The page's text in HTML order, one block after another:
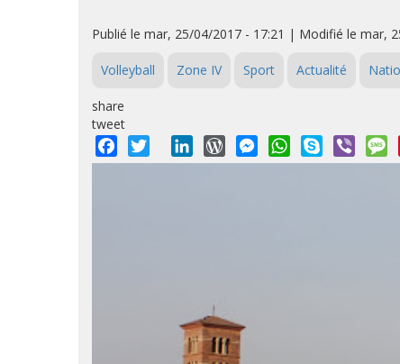
Publié le mar, 25/04/2017 - 17:21 | Modifié le mar,
Volleyball Zone IV Sport Actualité
share
tweet
Facebook
Twitter LinkedInWordPressMessengerWhatsApp
Skype Viber